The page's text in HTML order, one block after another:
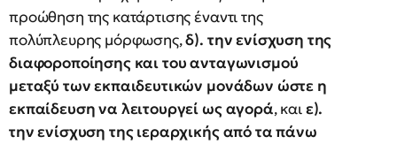
προώθηση της κατάρτισης έναντι της
πολύπλευρης μόρφωσης,δ). την ενίσχυση της
διαφοροποίησης και του ανταγωνισμού
μεταξύ των εκπαιδευτικών μονάδων ώστε η
εκπαίδευση να λειτουργεί ως αγορά, καιε).
την ενίσχυση της ιεραρχικής από τα πάνω